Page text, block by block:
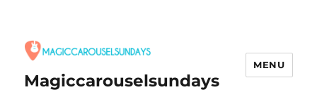
Magiccarouselsundays
MENU